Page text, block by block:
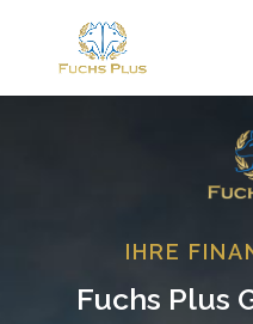
IHRE
Fuchs Plus